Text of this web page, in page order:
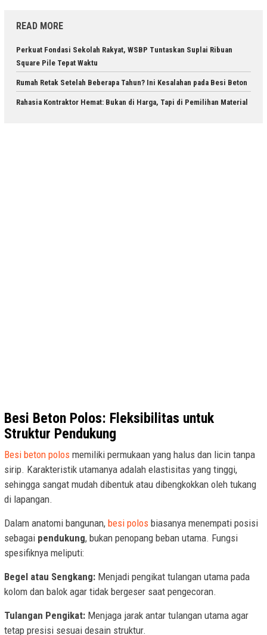
READ MORE
Perkuat Fondasi Sekolah Rakyat, WSBP Tuntaskan Suplai Ribuan
Square Pile Tepat Waktu
Rumah Retak Setelah Beberapa Tahun? Ini Kesalahan pada Besi Beton
Rahasia Kontraktor Hemat: Bukan di Harga, Tapi di Pemilihan Material
Besi Beton Polos: Fleksibilitas untuk
Struktur Pendukung
Besi beton polos memiliki permukaan yang halus dan licin tanpa
sirip. Karakteristik utamanya adalah elastisitas yang tinggi,
sehingga sangat mudah dibentuk atau dibengkokkan oleh tukang
di lapangan.
Dalam anatomi bangunan, besi polos biasanya menempati posisi
sebagai pendukung, bukan penopang beban utama. Fungsi
spesifiknya meliputi:
Begel atau Sengkang: Menjadi pengikat tulangan utama pada
kolom dan balok agar tidak bergeser saat pengecoran.
Tulangan Pengikat: Menjaga jarak antar tulangan utama agar
tetap presisi sesuai desain struktur.